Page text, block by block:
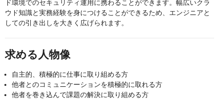
ド環境でのセキュリティ運用に携わることができます。幅広いクラ
ウド知識と実務経験を身につけることができるため、エンジニアと
しての引き出しを大きく広げられます。
求める人物像
自主的、積極的に仕事に取り組める方
他者とのコミュニケーションを積極的に取れる方
他者を巻き込んで課題の解決に取り組める方